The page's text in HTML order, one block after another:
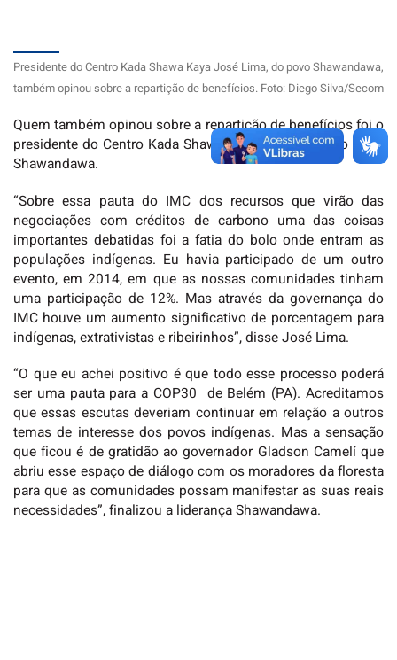
Presidente do Centro Kada Shawa Kaya José Lima, do povo Shawandawa,
também opinou sobre a repartição de benefícios. Foto: Diego Silva/Secom
Quem também opinou sobre a repartição de benefícios foi o
presidente do Centro Kada Shawa Kaya José Lima do povo
Shawandawa.
“Sobre essa pauta do IMC dos recursos que virão das
negociações com créditos de carbono uma das coisas
importantes debatidas foi a fatia do bolo onde entram as
populações indígenas. Eu havia participado de um outro
evento, em 2014, em que as nossas comunidades tinham
uma participação de 12%. Mas através da governança do
IMC houve um aumento significativo de porcentagem para
indígenas, extrativistas e ribeirinhos”, disse José Lima.
“O que eu achei positivo é que todo esse processo poderá
ser uma pauta para a COP30 de Belém (PA). Acreditamos
que essas escutas deveriam continuar em relação a outros
temas de interesse dos povos indígenas. Mas a sensação
que ficou é de gratidão ao governador Gladson Camelí que
abriu esse espaço de diálogo com os moradores da floresta
para que as comunidades possam manifestar as suas reais
necessidades”, finalizou a liderança Shawandawa.